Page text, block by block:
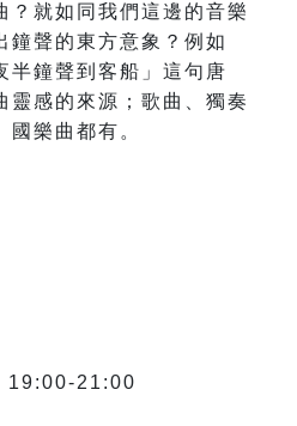
？就如同我們這邊的音樂
鐘聲的東方意象？例如
半鐘聲到客船」這句唐
靈感的來源；歌曲、獨奏
國樂曲都有。
19:00-21:00